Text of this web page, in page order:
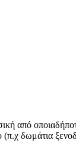
από
(π.χ δωμάτια